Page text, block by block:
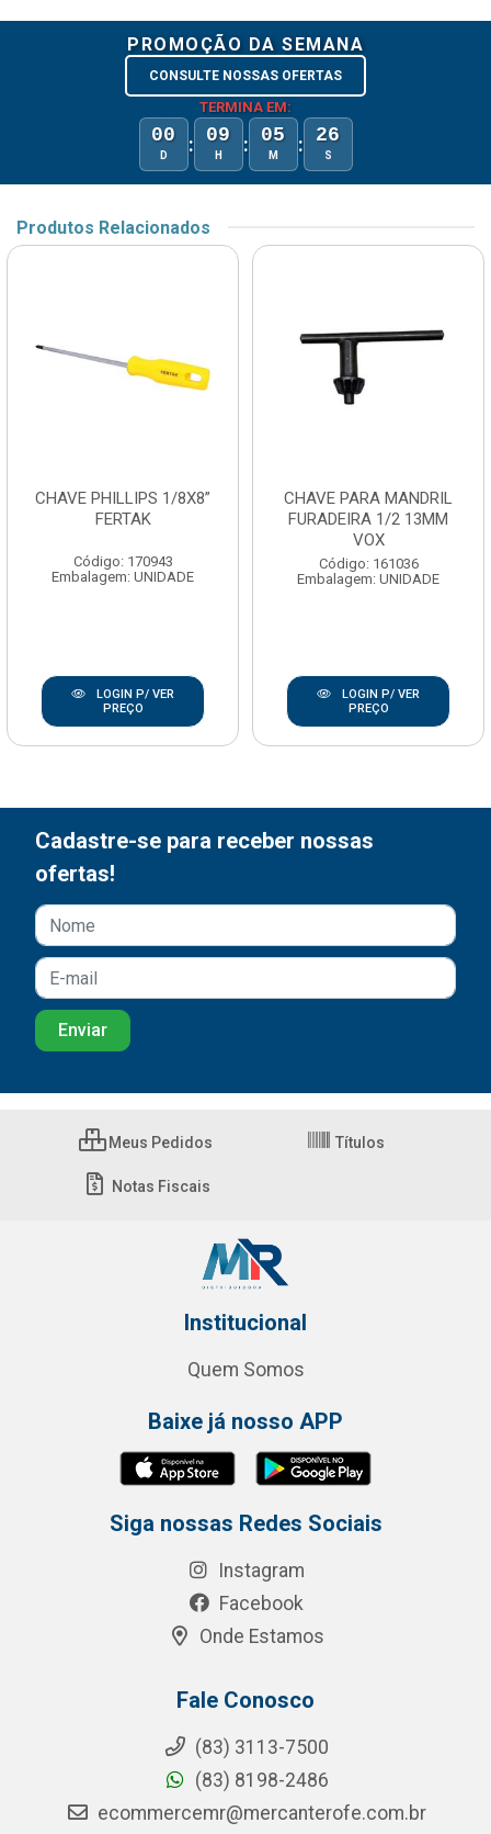
PROMOÇÃO DA SEMANA
CONSULTE NOSSAS OFERTAS
TERMINA EM:
00
D : 09
H : 05
M : 26
S
Produtos Relacionados
CHAVE PHILLIPS 1/8X8”
FERTAK
Código: 170943
Embalagem: UNIDADE
LOGIN P/ VER
PREÇO
CHAVE PARA MANDRIL
FURADEIRA 1/2 13MM
VOX
Código: 161036
Embalagem: UNIDADE
LOGIN P/ VER
PREÇO
Cadastre-se para receber nossas
ofertas!
Meus Pedidos Títulos
Notas Fiscais
Institucional
Quem Somos
Baixe já nosso APP
Siga nossas Redes Sociais
Instagram
Facebook
Onde Estamos
Fale Conosco
(83) 3113-7500
(83) 8198-2486
ecommercemr@mercanterofe.com.br